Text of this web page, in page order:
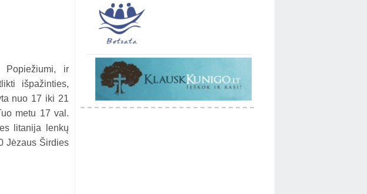
Popiežiumi, ir
išpažinties,
nuo 17 iki 21
metu 17 val.
litanija lenkų
Jėzaus Širdies